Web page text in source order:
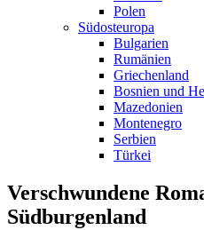
Polen
Südosteuropa
Bulgarien
Rumänien
Griechenland
Bosnien und
Mazedonien
Montenegro
Serbien
Türkei
Verschwundene
Südburgenland